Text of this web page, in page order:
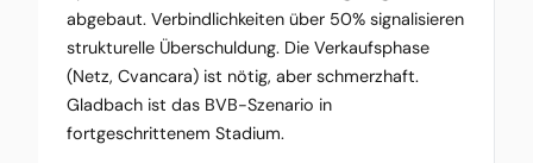
abgebaut. Verbindlichkeiten über 50% signalisieren
strukturelle Überschuldung. Die Verkaufsphase
(Netz, Cvancara) ist nötig, aber schmerzhaft.
Gladbach ist das BVB-Szenario in
fortgeschrittenem Stadium.